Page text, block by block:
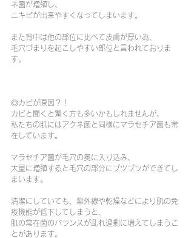
ネ菌が増殖し、
ニキビが出来やすくなってしまいます。
また背中は他の部位に比べて皮膚が厚い為、
毛穴づまりを起こしやすい部位と言われておりま
す。
◎カビが原因？！
カビと聞くと驚く方も多いかもしれませんが、
私たちの肌にはアクネ菌と同様にマラセチア菌も常
在しています。
マラセチア菌が毛穴の奥に入り込み、
大量に増殖すると毛穴の部分にブツブツができてし
まいます。
清潔にしていても、紫外線や乾燥などにより肌の免
疫機能が低下してしまうと、
肌の常在菌のバランスが乱れ過剰に増えてしまうこ
とがあります。